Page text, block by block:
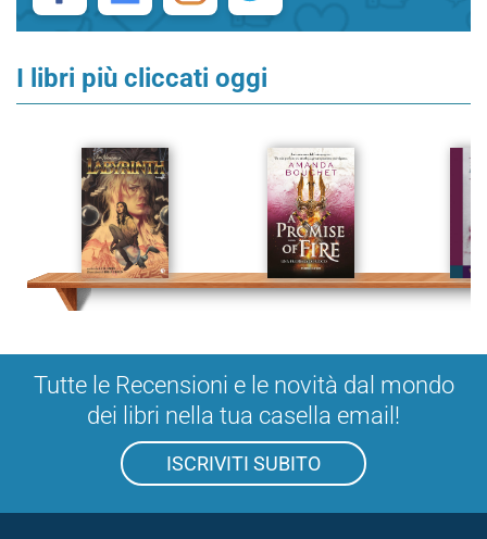
I libri più cliccati oggi
Tutte le Recensioni e le novità dal mondo
dei libri nella tua casella email!
ISCRIVITI SUBITO